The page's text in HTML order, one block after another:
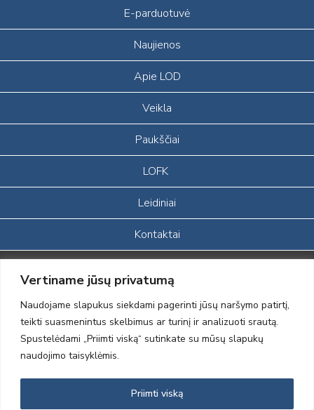
Vertiname jūsų privatumą
Naudojame slapukus siekdami pagerinti jūsų naršymo patirtį,
teikti suasmenintus skelbimus ar turinį ir analizuoti srautą.
Spustelėdami „Priimti viską“ sutinkate su mūsų slapukų
naudojimo taisyklėmis.
Priimti viską
E-parduotuvė
Naujienos
Apie LOD
Veikla
Paukščiai
LOFK
Leidiniai
Kontaktai
Portalas sukurtas įgyvendinant Lietuvos Respublikos, Europos
ekonominės erdvės ir Norvegijos finansinių mechanizmų iš dalies
finansuojamą paprojektį
„LOD visuomeninės /gamtosauginės veiklos sustiprinimas ir įvaizdžio
formavimas įtraukiant visuomenę į aplinkosauginių tyrimų veiklą“
(paprojekčio
įgyvendinimo sutarties numeris 2004-LT0008-NVO-1EEE/NOR-02-
2012 © Lietuvos Ornitologų Draugija © 2014, Visos teisės saugomos